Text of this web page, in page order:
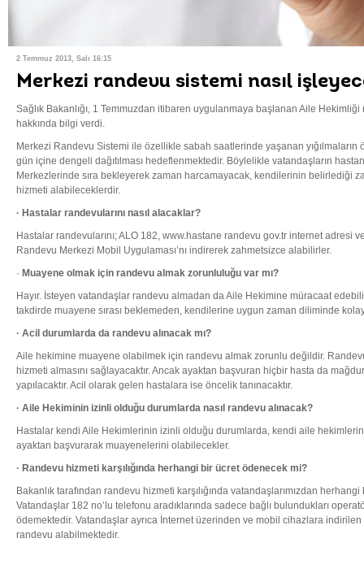
2 Temmuz 2013, Salı 16:15
Merkezi randevu sistemi nasıl
Sağlık Bakanlığı, 1 Temmuzdan itibaren uygulanmaya başlanan Aile
hakkında bilgi verdi.
Merkezi Randevu Sistemi ile özellikle sabah saatlerinde yaşanan
gün içine dengeli dağıtılması hedeflenmektedir. Böylelikle vatandaşların
Merkezlerinde sıra bekleyerek zaman harcamayacak, kendilerinin belirlediği
hizmeti alabileceklerdir.
· Hastalar randevularını nasıl alacaklar?
Hastalar randevularını; ALO 182, www.hastane randevu gov.tr internet adresi
Randevu Merkezi Mobil Uygulaması’nı indirerek zahmetsizce alabilirler.
· Muayene olmak için randevu almak zorunluluğu var mı?
Hayır. İsteyen vatandaşlar randevu almadan da Aile Hekimine müracaat
takdirde muayene sırası beklemeden, kendilerine uygun zaman diliminde
· Acil durumlarda da randevu alınacak mı?
Aile hekimine muayene olabilmek için randevu almak zorunlu değildir.
hizmeti almasını sağlayacaktır. Ancak ayaktan başvuran hiçbir hasta da
yapılacaktır. Acil olarak gelen hastalara ise öncelik tanınacaktır.
· Aile Hekiminin izinli olduğu durumlarda nasıl randevu alınacak?
Hastalar kendi Aile Hekimlerinin izinli olduğu durumlarda, kendi aile
ayaktan başvurarak muayenelerini olabilecekler.
· Randevu hizmeti karşılığında herhangi bir ücret ödenecek mi?
Bakanlık tarafından randevu hizmeti karşılığında vatandaşlarımızdan
Vatandaşlar 182 no’lu telefonu aradıklarında sadece bağlı bulundukları
ödemektedir. Vatandaşlar ayrıca İnternet üzerinden ve mobil cihazlara
randevu alabilmektedir.